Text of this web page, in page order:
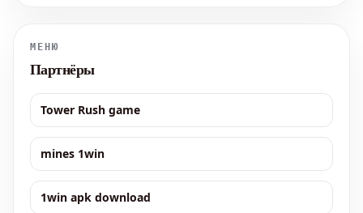
МЕНЮ
Партнёры
Tower Rush game
mines 1win
1win apk download